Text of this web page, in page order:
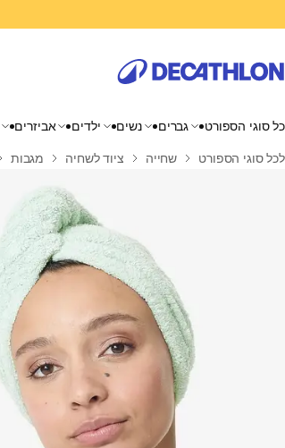
כל סוגי הספורט גברים נשים ילדים אביזרים
בית
לכל סוגי הספורט שחייה ציוד לשחיה מגבות